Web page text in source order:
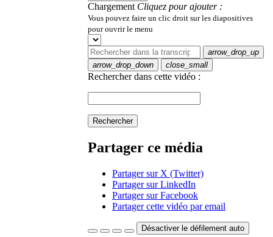
Chargement Cliquez pour ajouter :
Vous pouvez faire un clic droit sur les diapositives
pour ouvrir le menu
arrow_drop_up
arrow_drop_down
close_small
Rechercher dans cette vidéo :
Rechercher
Partager ce média
Partager sur X (Twitter)
Partager sur LinkedIn
Partager sur Facebook
Partager cette vidéo par email
Désactiver le défilement auto